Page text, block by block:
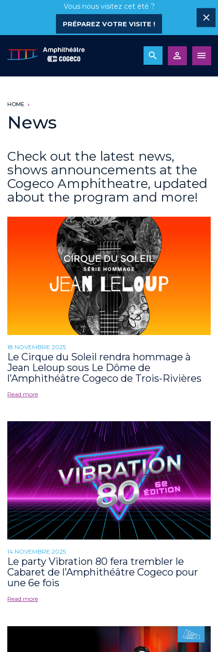
Vous nous visitez cet été ?
PRÉPAREZ VOTRE VISITE !
HOME
News
Check out the latest news,
shows announcements at the
Cogeco Amphitheatre, updated
about the program and more!
18 NOVEMBRE 2025
Le Cirque du Soleil rendra hommage à
Jean Leloup sous Le Dôme de
l’Amphithéâtre Cogeco de Trois-Rivières
Read more
14 NOVEMBRE 2025
Le party Vibration 80 fera trembler le
Cabaret de l’Amphithéâtre Cogeco pour
une 6e fois
Read more